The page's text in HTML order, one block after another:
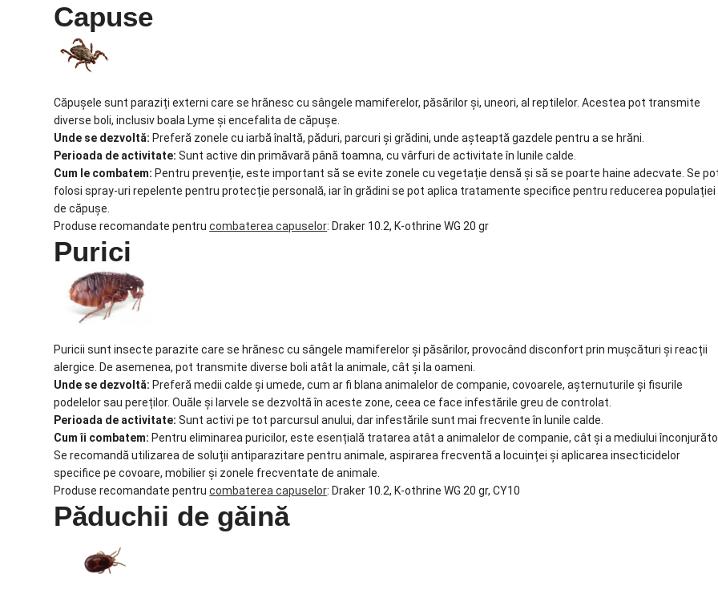
Capuse
Căpușele sunt paraziți externi care se hrănesc cu sângele mamiferelor, păsărilor și, uneori, al reptilelor. Acestea pot transmite
diverse boli, inclusiv boala Lyme și encefalita de căpușe.
Unde se dezvoltă: Preferă zonele cu iarbă înaltă, păduri, parcuri și grădini, unde așteaptă gazdele pentru a se hrăni.
Perioada de activitate: Sunt active din primăvară până toamna, cu vârfuri de activitate în lunile calde.
Cum le combatem: Pentru prevenție, este important să se evite zonele cu vegetație densă și să se poarte haine adecvate. Se
folosi spray-uri repelente pentru protecție personală, iar în grădini se pot aplica tratamente specifice pentru reducerea populației
de căpușe.
Produse recomandate pentrucombaterea capuselor: Draker 10.2, K-othrine WG 20 gr
Purici
Puricii sunt insecte parazite care se hrănesc cu sângele mamiferelor și păsărilor, provocând disconfort prin mușcături și reacții
alergice. De asemenea, pot transmite diverse boli atât la animale, cât și la oameni.
Unde se dezvoltă: Preferă medii calde și umede, cum ar fi blana animalelor de companie, covoarele, așternuturile și fisurile
podelelor sau pereților. Ouăle și larvele se dezvoltă în aceste zone, ceea ce face infestările greu de controlat.
Perioada de activitate: Sunt activi pe tot parcursul anului, dar infestările sunt mai frecvente în lunile calde.
Cum îi combatem: Pentru eliminarea puricilor, este esențială tratarea atât a animalelor de companie, cât și a mediului
Se recomandă utilizarea de soluții antiparazitare pentru animale, aspirarea frecventă a locuinței și aplicarea insecticidelor
specifice pe covoare, mobilier și zonele frecventate de animale.
Produse recomandate pentrucombaterea capuselor: Draker 10.2, K-othrine WG 20 gr, CY10
Păduchii de găină